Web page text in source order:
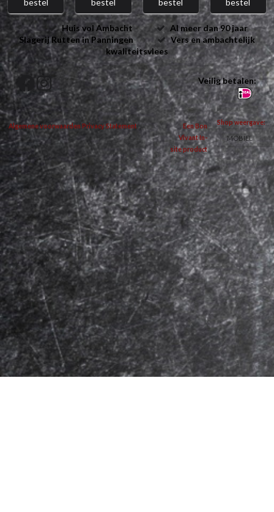
bestel
bestel
bestel
bestel
Huis vol Ambacht
Al meer dan 90 jaar
Slagerij Rutten in Panningen
Vers en ambachtelijk
kwaliteitsvlees
Veilig betalen:
Algemene voorwaarden Privacy Statement
Een Bon
Vivant In-
site product
Shop weergave:
MOBIEL